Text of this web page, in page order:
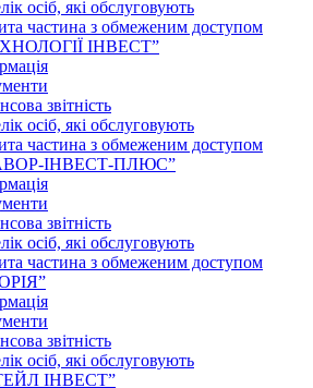
осіб, які обслуговують
частина з обмеженим доступом
ІНВЕСТ”
звітність
осіб, які обслуговують
частина з обмеженим доступом
ІНВЕСТ-ПЛЮС”
звітність
осіб, які обслуговують
частина з обмеженим доступом
звітність
осіб, які обслуговують
ІНВЕСТ”